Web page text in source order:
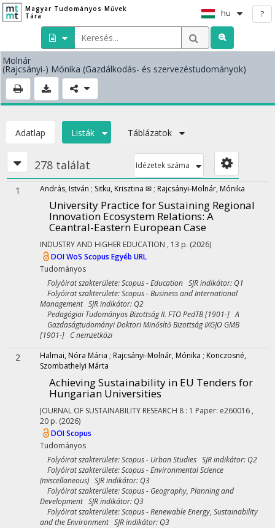
Magyar Tudományos Művek
Tára
hu ?
Molnár
(Rajcsányi-) Mónika (Gazdálkodás- és szervezéstudományok)
Adatlap Listák Táblázatok
278 találat Idézetek száma
1 András, István ; Sitku, Krisztina ✉ ; Rajcsányi-Molnár, Mónika
University Practice for Sustaining Regional
Innovation Ecosystem Relations: A
Ceantral-Eastern European Case
INDUSTRY AND HIGHER EDUCATION , 13 p. (2026)
DOIWoS Scopus Egyéb URL
Tudományos
Folyóirat szakterülete: Scopus - Education SJR indikátor: Q1
Folyóirat szakterülete: Scopus - Business and International
Management SJR indikátor: Q2
Pedagógiai Tudományos Bizottság II. FTO PedTB [1901-] A
Gazdaságtudományi Doktori Minősítő Bizottság IXGJO GMB
[1901-] C nemzetközi
2 Halmai, Nóra Mária ; Rajcsányi-Molnár, Mónika ; Konczosné,
Szombathelyi Márta
Achieving Sustainability in EU Tenders for
Hungarian Universities
JOURNAL OF SUSTAINABILITY RESEARCH 8 : 1 Paper: e260016 ,
20 p. (2026)
DOIScopus
Tudományos
Folyóirat szakterülete: Scopus - Urban Studies SJR indikátor: Q2
Folyóirat szakterülete: Scopus - Environmental Science
(miscellaneous) SJR indikátor: Q3
Folyóirat szakterülete: Scopus - Geography, Planning and
Development SJR indikátor: Q3
Folyóirat szakterülete: Scopus - Renewable Energy, Sustainability
and the Environment SJR indikátor: Q3